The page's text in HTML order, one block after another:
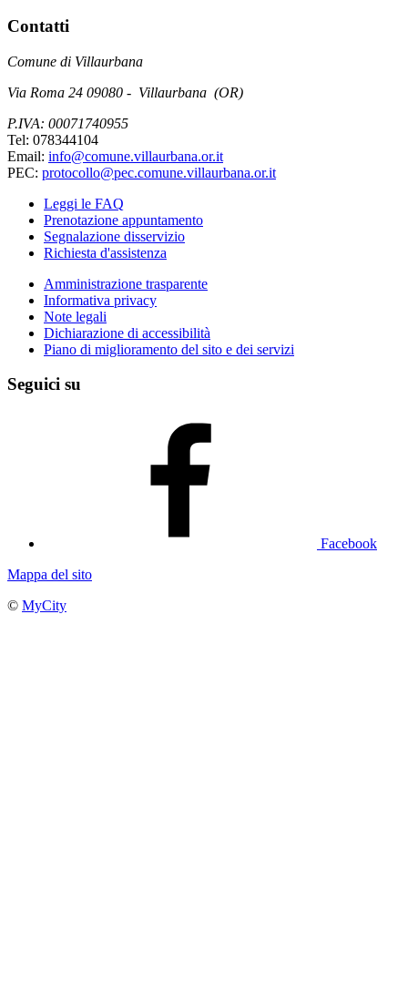
Contatti
Comune di Villaurbana
Via Roma 24 09080 - Villaurbana (OR)
P.IVA: 00071740955
Tel: 078344104
Email: info@comune.villaurbana.or.it
PEC: protocollo@pec.comune.villaurbana.or.it
Leggi le FAQ
Prenotazione appuntamento
Segnalazione disservizio
Richiesta d'assistenza
Amministrazione trasparente
Informativa privacy
Note legali
Dichiarazione di accessibilità
Piano di miglioramento del sito e dei servizi
Seguici su
Facebook
Mappa del sito
© MyCity